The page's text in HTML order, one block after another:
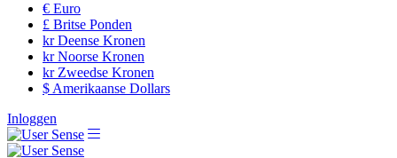
€ Euro
£ Britse Ponden
krDeense Kronen
krNoorse Kronen
krZweedse Kronen
$ Amerikaanse Dollars
Inloggen